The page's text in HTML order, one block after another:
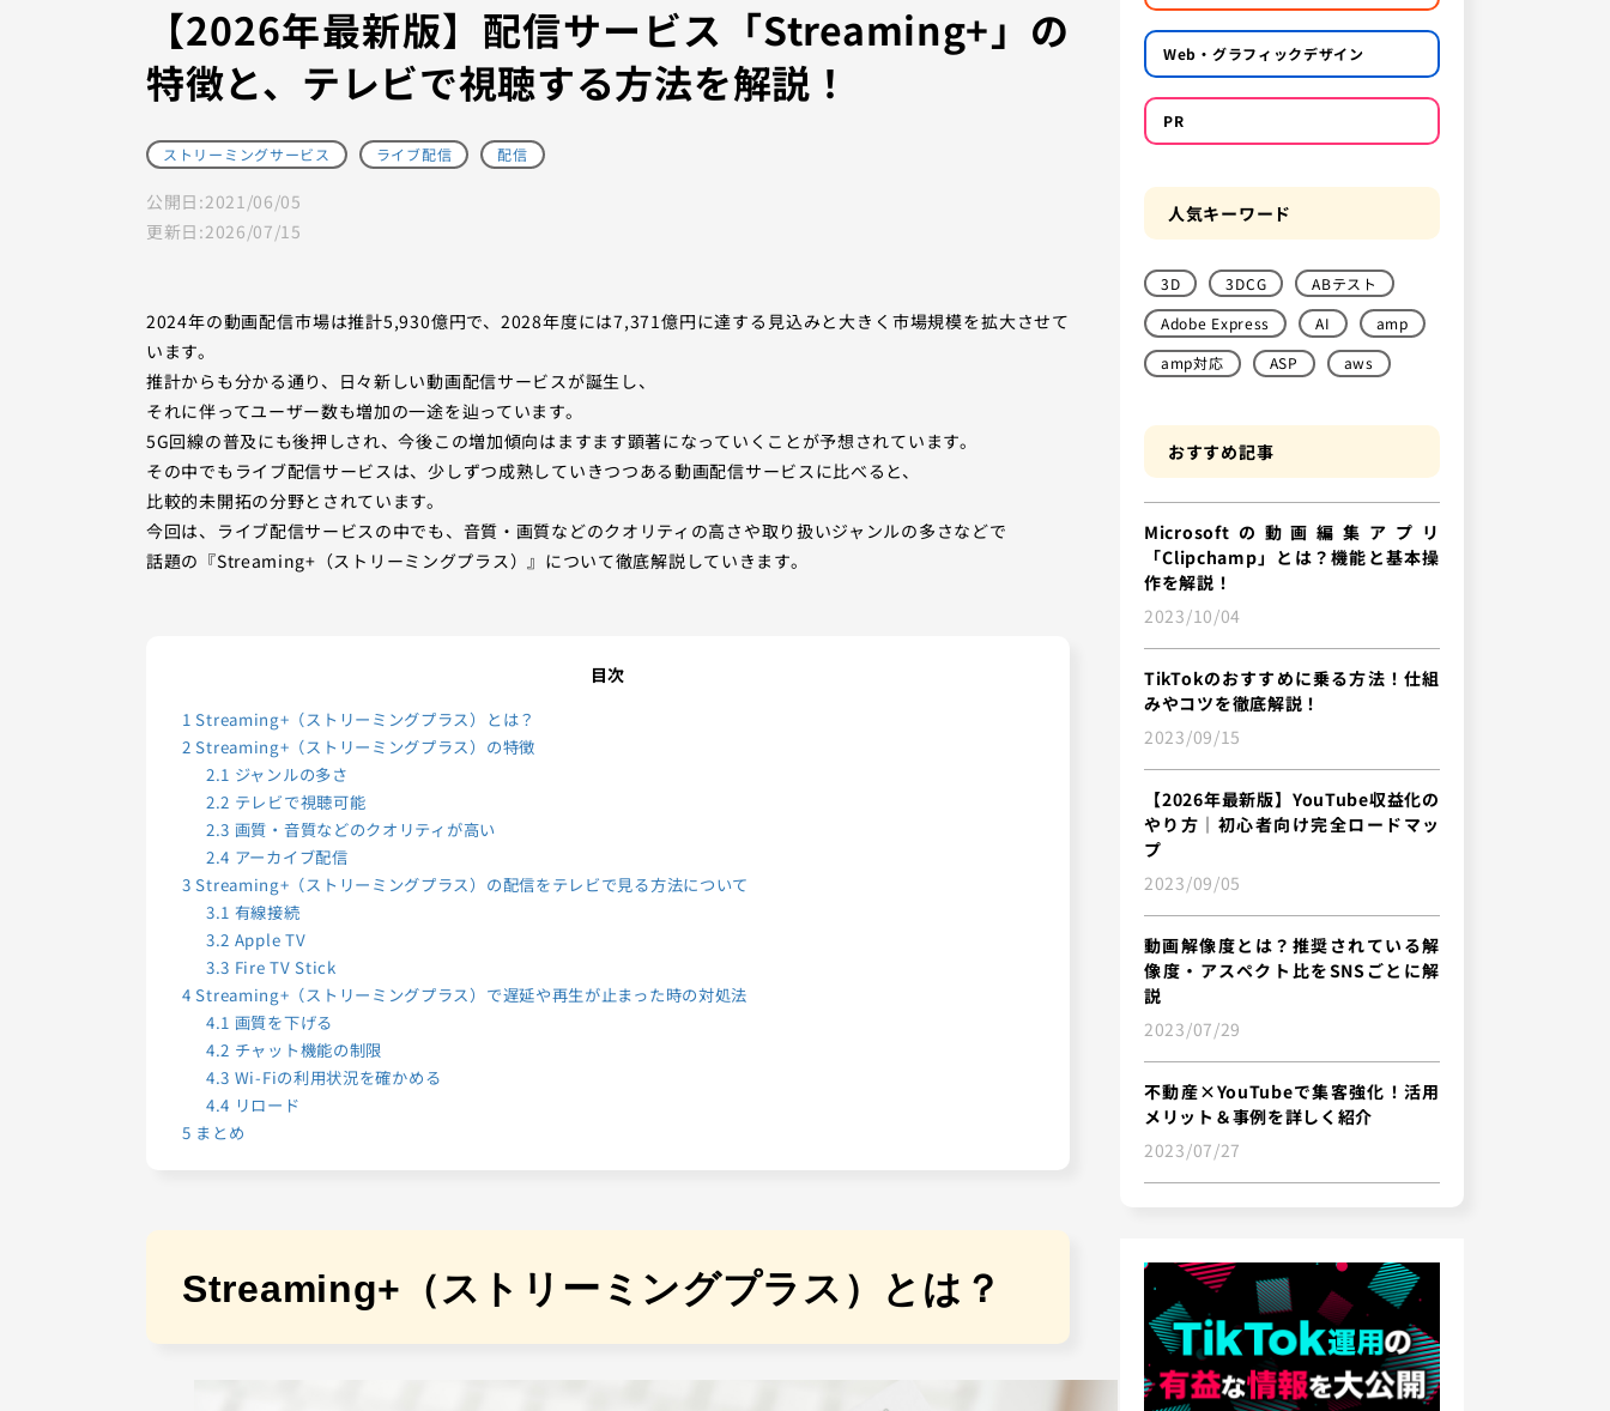
【2026年最新版】配信サービス「Streaming+」の
特徴と、テレビで視聴する方法を解説！
ストリーミングサービス ライブ配信 配信
公開日:2021/06/05
更新日:2026/07/15
2024年の動画配信市場は推計5,930億円で、2028年度には7,371億円に達する見込みと大きく市場規模を拡大させて
います。
推計からも分かる通り、日々新しい動画配信サービスが誕生し、
それに伴ってユーザー数も増加の一途を辿っています。
5G回線の普及にも後押しされ、今後この増加傾向はますます顕著になっていくことが予想されています。
その中でもライブ配信サービスは、少しずつ成熟していきつつある動画配信サービスに比べると、
比較的未開拓の分野とされています。
今回は、ライブ配信サービスの中でも、音質・画質などのクオリティの高さや取り扱いジャンルの多さなどで
話題の『Streaming+（ストリーミングプラス）』について徹底解説していきます。
目次
1 Streaming+（ストリーミングプラス）とは？
2 Streaming+（ストリーミングプラス）の特徴
2.1 ジャンルの多さ
2.2 テレビで視聴可能
2.3 画質・音質などのクオリティが高い
2.4 アーカイブ配信
3 Streaming+（ストリーミングプラス）の配信をテレビで見る方法について
3.1 有線接続
3.2 Apple TV
3.3 Fire TV Stick
4 Streaming+（ストリーミングプラス）で遅延や再生が止まった時の対処法
4.1 画質を下げる
4.2 チャット機能の制限
4.3 Wi-Fiの利用状況を確かめる
4.4 リロード
5 まとめ
Streaming+（ストリーミングプラス）とは？
Web・グラフィックデザイン
PR
人気キーワード
3D 3DCG
ABテスト
Adobe Express
AI
amp
amp対応
ASP aws
おすすめ記事
Microsoftの動画編集アプリ
「Clipchamp」とは？機能と基本操
作を解説！
2023/10/04
TikTokのおすすめに乗る方法！仕組
みやコツを徹底解説！
2023/09/15
【2026年最新版】YouTube収益化の
やり方｜初心者向け完全ロードマッ
プ
2023/09/05
動画解像度とは？推奨されている解
像度・アスペクト比をSNSごとに解
説
2023/07/29
不動産×YouTubeで集客強化！活用
メリット＆事例を詳しく紹介
2023/07/27